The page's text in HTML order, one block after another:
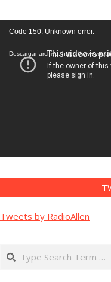
Reproductor
vídeo
Code 150: Unknown error.
Descargar archivo: https://
Tweets by RadioAllen
Search